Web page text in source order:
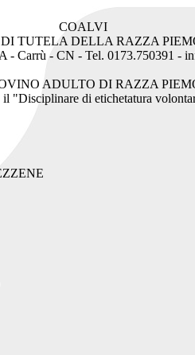
COALVI
TUTELA DELLA RAZZA
- Carrù - CN - Tel. 0173.750391 -
ADULTO DI RAZZA
il "Disciplinare di etichetatura